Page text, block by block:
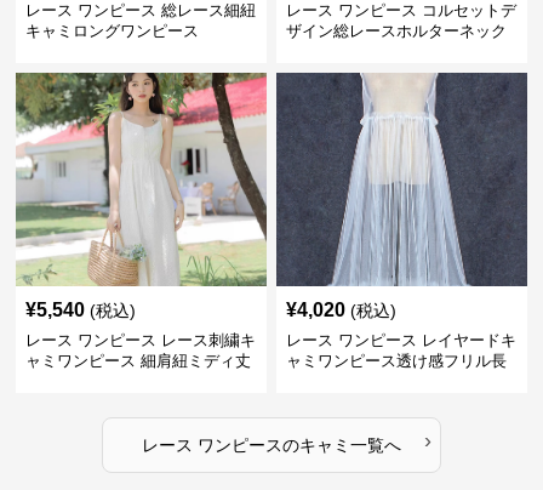
レース ワンピース 総レース細紐
キャミロングワンピース
レース ワンピース コルセットデ
ザイン総レースホルターネック
¥5,540 (税込)
レース ワンピース レース刺繍キ
ャミワンピース 細肩紐ミディ丈
¥4,020 (税込)
レース ワンピース レイヤードキ
ャミワンピース透け感フリル長
レース ワンピースのキャミ 一覧へ ›